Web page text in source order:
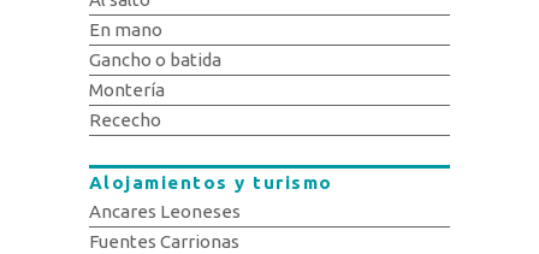
En mano
Gancho o batida
Montería
Rececho
Alojamientos y turismo
Ancares Leoneses
Fuentes Carrionas